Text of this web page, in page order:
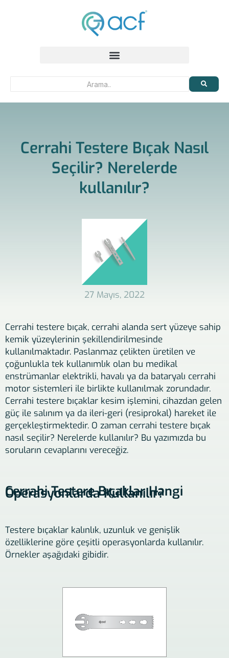
Cerrahi Testere Bıçak Nasıl
Seçilir? Nerelerde
kullanılır?
27 Mayıs, 2022
Cerrahi testere bıçak, cerrahi alanda sert yüzeye sahip
kemik yüzeylerinin şekillendirilmesinde
kullanılmaktadır. Paslanmaz çelikten üretilen ve
çoğunlukla tek kullanımlık olan bu medikal
enstrümanlar elektrikli, havalı ya da bataryalı cerrahi
motor sistemleri ile birlikte kullanılmak zorundadır.
Cerrahi testere bıçaklar kesim işlemini, cihazdan gelen
güç ile salınım ya da ileri-geri (resiprokal) hareket ile
gerçekleştirmektedir. O zaman cerrahi testere bıçak
nasıl seçilir? Nerelerde kullanılır? Bu yazımızda bu
soruların cevaplarını vereceğiz.
Cerrahi Testere Bıçaklar Hangi
Operasyonlarda Kullanılır?
Testere bıçaklar kalınlık, uzunluk ve genişlik
özelliklerine göre çeşitli operasyonlarda kullanılır.
Örnekler aşağıdaki gibidir.